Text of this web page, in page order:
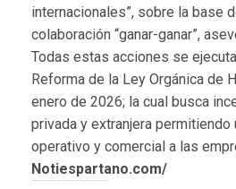
internacionales”, sobre la base
colaboración “ganar-ganar”,
Todas estas acciones se
Reforma de la Ley Orgánica de
enero de 2026; la cual busca
privada y extranjera permitiendo
operativo y comercial a las
Notiespartano.com/